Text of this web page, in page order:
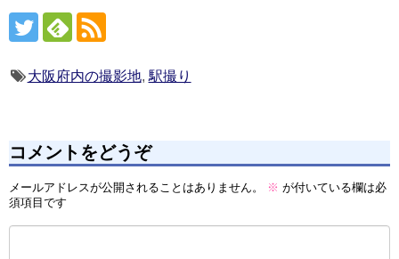
大阪府内の撮影地, 駅撮り
コメントをどうぞ
メールアドレスが公開されることはありません。 ※ が付いている欄は必
須項目です